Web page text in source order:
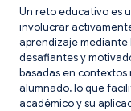
Un reto educativo es
involucrar
aprendizaje
desafiantes y
basadas en
alumnado, lo que
académico y su